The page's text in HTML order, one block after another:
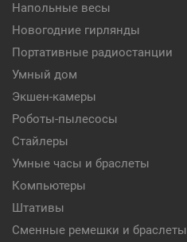
Напольные весы
Новогодние гирлянды
Портативные радиостанции
Умный дом
Экшен-камеры
Роботы-пылесосы
Стайлеры
Умные часы и браслеты
Компьютеры
Штативы
Сменные ремешки и браслеты